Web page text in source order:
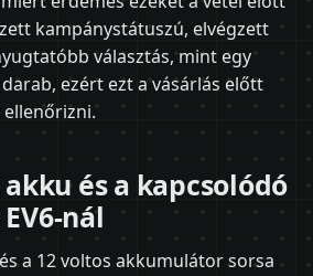
kampánystátuszú, elvégzett
választás, mint egy
ezért ezt a vásárlás előtt
és a kapcsolódó
nál
a 12 voltos akkumulátor sorsa